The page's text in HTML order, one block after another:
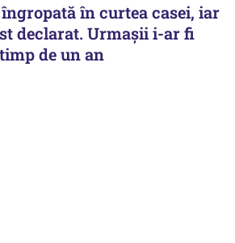
în curtea casei, iar
declarat. Urmașii i-ar fi
de un an